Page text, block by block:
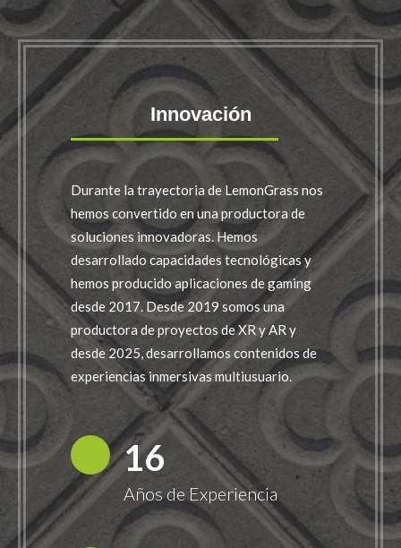
Innovación
Durante la trayectoria de LemonGrass nos
hemos convertido en una productora de
soluciones innovadoras. Hemos
desarrollado capacidades tecnológicas y
hemos producido aplicaciones de gaming
desde 2017. Desde 2019 somos una
productora de proyectos de XR y AR y
desde 2025, desarrollamos contenidos de
experiencias inmersivas multiusuario.
18
Años de Experiencia